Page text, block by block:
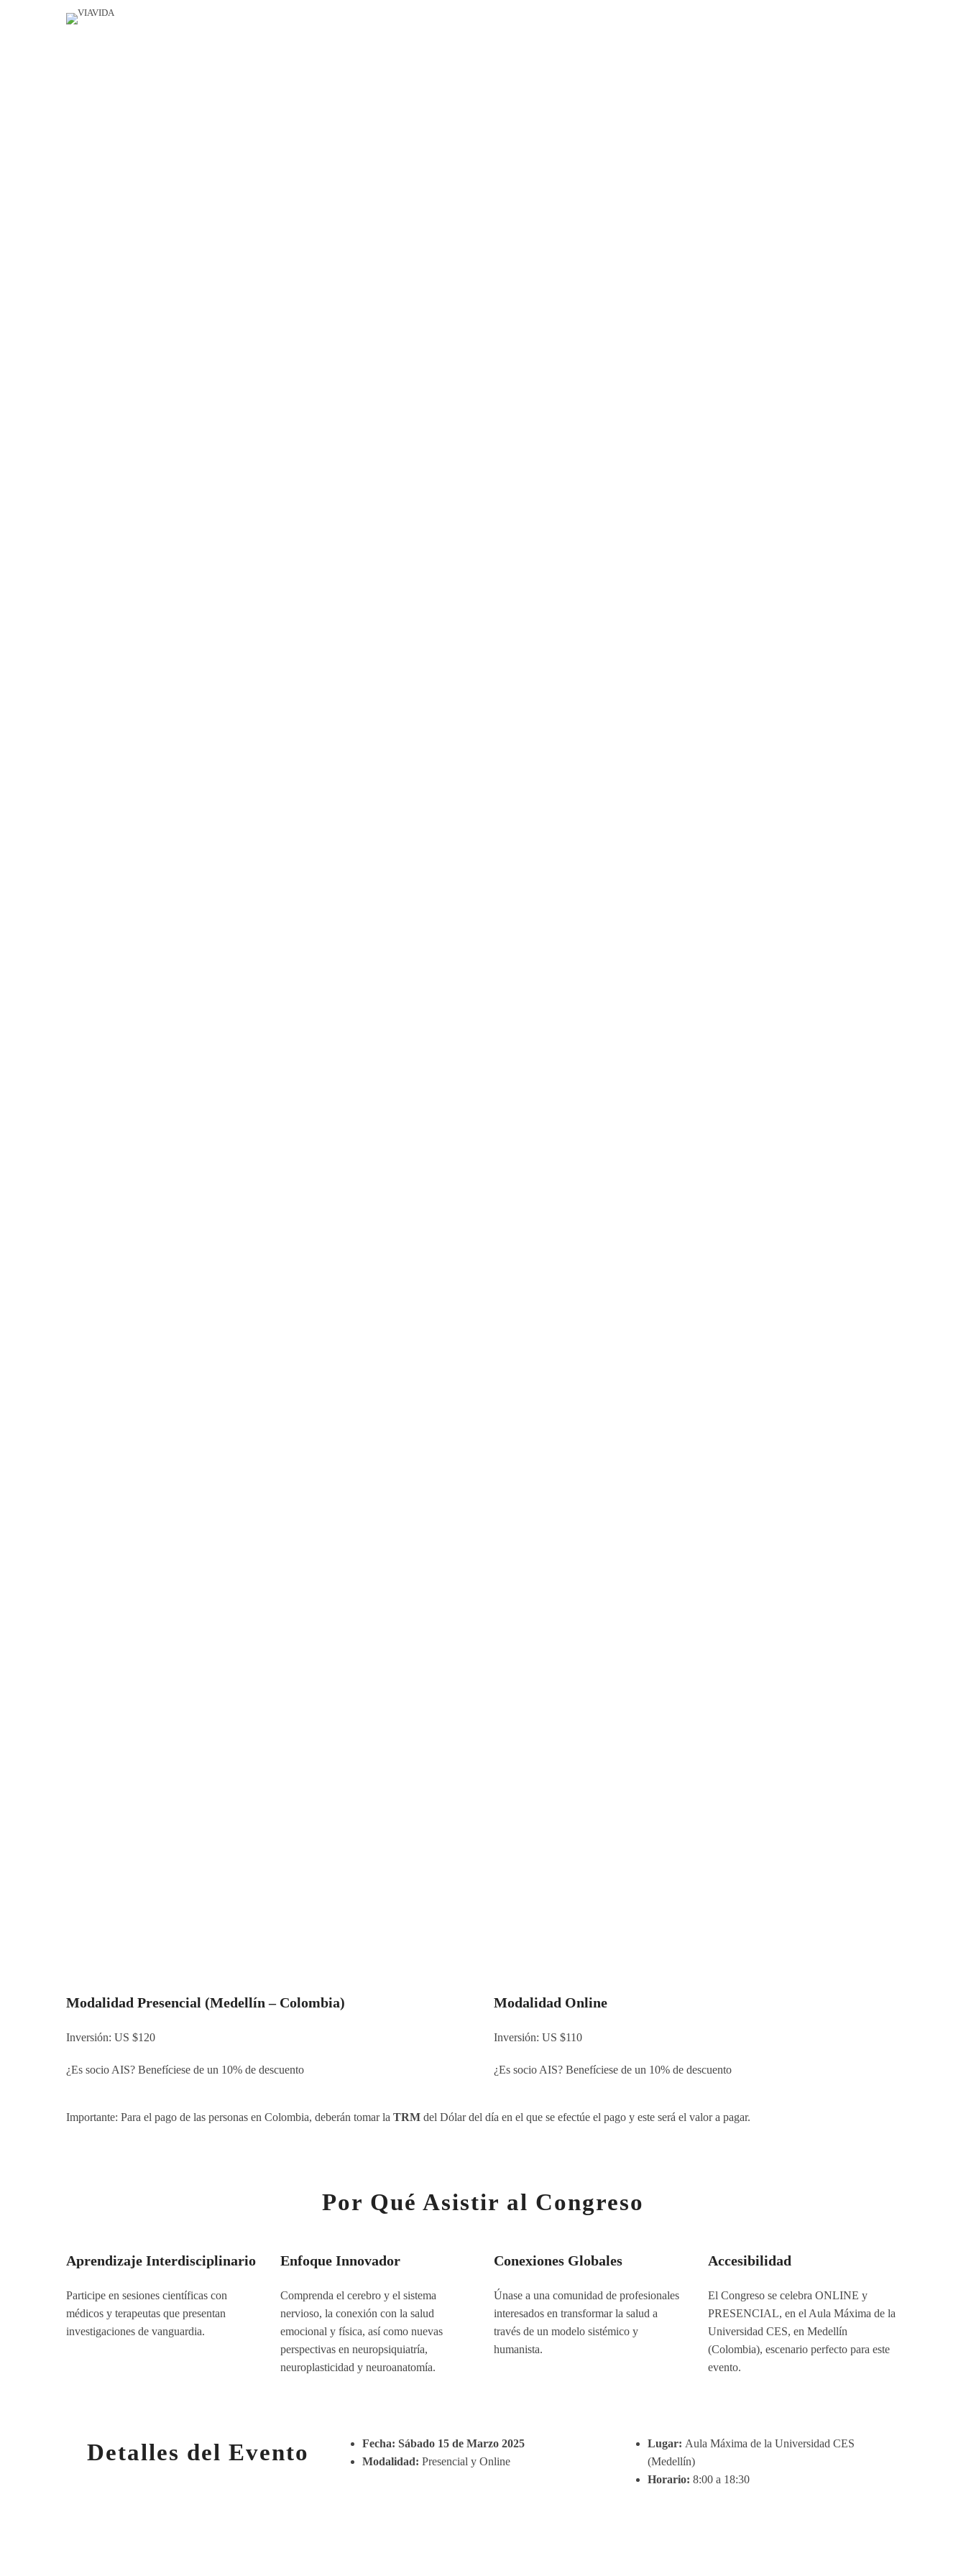
Modalidad Presencial (Medellín – Colombia)
Inversión: US $120
¿Es socio AIS? Benefíciese de un 10% de descuento
Modalidad Online
Inversión: US $110
¿Es socio AIS? Benefíciese de un 10% de descuento
Importante: Para el pago de las personas en Colombia, deberán tomar la TRM del Dólar del día en el que se efectúe el pago y este será el valor a pagar.
Por Qué Asistir al Congreso
Aprendizaje Interdisciplinario
Participe en sesiones científicas con
médicos y terapeutas que presentan
investigaciones de vanguardia.
Enfoque Innovador
Comprenda el cerebro y el sistema
nervioso, la conexión con la salud
emocional y física, así como nuevas
perspectivas en neuropsiquiatría,
neuroplasticidad y neuroanatomía.
Conexiones Globales
Únase a una comunidad de profesionales
interesados en transformar la salud a
través de un modelo sistémico y
humanista.
Accesibilidad
El Congreso se celebra ONLINE y
PRESENCIAL, en el Aula Máxima de la
Universidad CES, en Medellín
(Colombia), escenario perfecto para este
evento.
Detalles del Evento Fecha: Sábado 15 de Marzo 2025
Modalidad:Presencial y Online
Lugar: Aula Máxima de la Universidad CES
(Medellín)
Horario: 8:00 a 18:30